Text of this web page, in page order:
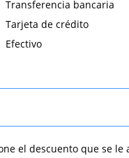
Transferencia bancaria
Tarjeta de crédito
Efectivo
el descuento que se le